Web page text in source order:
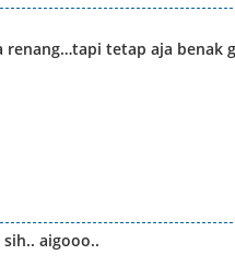
renang…tapi tetap aja
aigooo..